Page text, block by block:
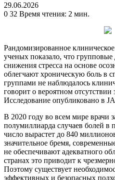
29.06.2026
0 32 Время чтения: 2 мин.
Рандомизированное
ученых показало, что
снижения стресса на основе
облегчают хроническую боль в
группами не наблюдалось
говорит о вероятном
Исследование опубликовано в
В 2020 году во всем мире врачи
полумиллиарда случаев болей в
число вырастет до 840
значительное бремя,
не обеспечивают адекватного
странах это приводит к
Поэтому существует
эффективных и безопасных